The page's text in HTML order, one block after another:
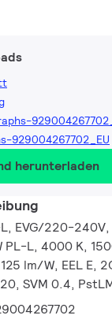
929004267702_EU
herunterladen
EVG/220-240V,
L, 4000 K,
lm/W, EEL E,
SVM 0.4,